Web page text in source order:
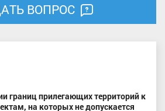
ВОПРОС
границ прилегающих территорий к
на которых не допускается